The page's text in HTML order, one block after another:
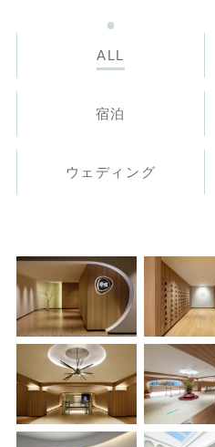
ALL
宿泊
ウェディング